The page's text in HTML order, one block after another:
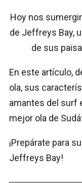
Hoy nos
de Jeffreys Bay,
de sus
En este artículo,
ola, sus
amantes del surf
mejor ola de
¡Prepárate para
Jeffreys Bay!